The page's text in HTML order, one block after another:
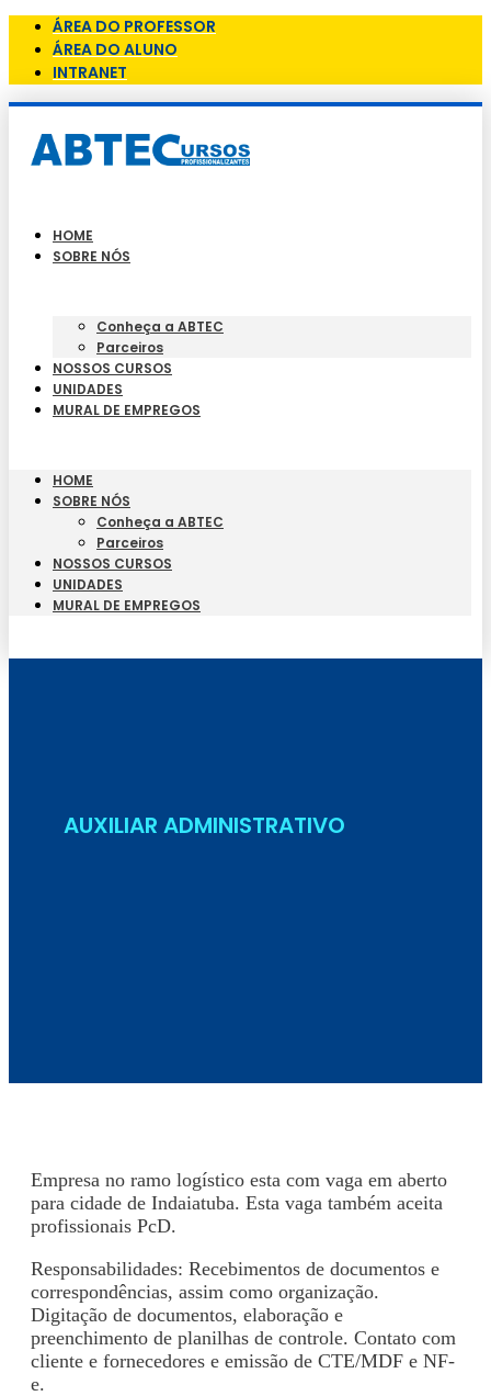
ÁREA DO PROFESSOR
ÁREA DO ALUNO
INTRANET
HOME
SOBRE NÓS
Conheça a ABTEC
Parceiros
NOSSOS CURSOS
UNIDADES
MURAL DE EMPREGOS
HOME
SOBRE NÓS
Conheça a ABTEC
Parceiros
NOSSOS CURSOS
UNIDADES
MURAL DE EMPREGOS
AUXILIAR ADMINISTRATIVO
Empresa no ramo logístico esta com vaga em aberto
para cidade de Indaiatuba. Esta vaga também aceita
profissionais PcD.
Responsabilidades: Recebimentos de documentos e
correspondências, assim como organização.
Digitação de documentos, elaboração e
preenchimento de planilhas de controle. Contato com
cliente e fornecedores e emissão de CTE/MDF e NF-
e.